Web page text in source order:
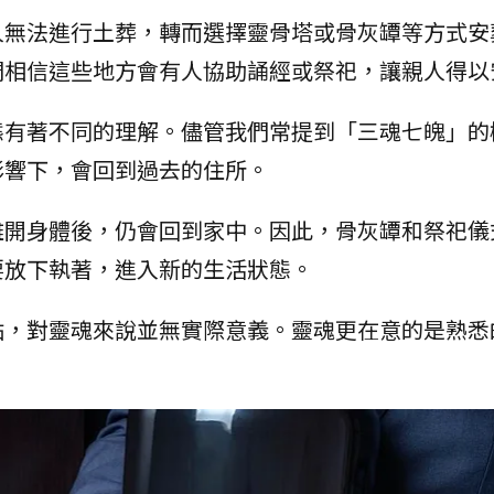
法進行土葬，轉而選擇靈骨塔或骨灰罈等方式
信這些地方會有人協助誦經或祭祀，讓親人得
著不同的理解。儘管我們常提到「三魂七魄」
下，會回到過去的住所。
身體後，仍會回到家中。因此，骨灰罈和祭祀
下執著，進入新的生活狀態。
對靈魂來說並無實際意義。靈魂更在意的是熟